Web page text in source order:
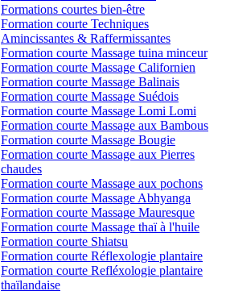
Formations courtes bien-être
Formation courte Techniques
Amincissantes & Raffermissantes
Formation courte Massage tuina minceur
Formation courte Massage Californien
Formation courte Massage Balinais
Formation courte Massage Suédois
Formation courte Massage Lomi Lomi
Formation courte Massage aux Bambous
Formation courte Massage Bougie
Formation courte Massage aux Pierres
chaudes
Formation courte Massage aux pochons
Formation courte Massage Abhyanga
Formation courte Massage Mauresque
Formation courte Massage thaï à l'huile
Formation courte Shiatsu
Formation courte Réflexologie plantaire
Formation courte Refléxologie plantaire
thaïlandaise